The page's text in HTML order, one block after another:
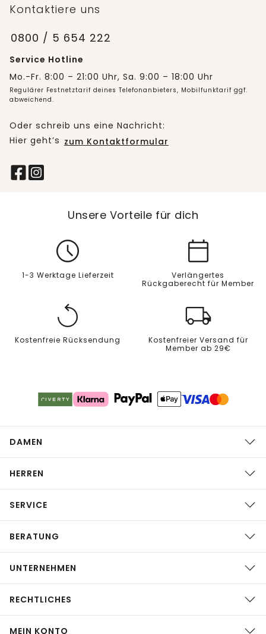
Kontaktiere uns
0800 / 5 654 222
Service Hotline
Mo.-Fr. 8:00 – 21:00 Uhr, Sa. 9:00 – 18:00 Uhr
Regulärer Festnetztarif deines Telefonanbieters, Mobilfunktarif ggf.
abweichend.
Oder schreib uns eine Nachricht:
Hier geht’s zum Kontaktformular
Unsere Vorteile für dich
1-3 Werktage Lieferzeit
Verlängertes
Rückgaberecht für Member
Kostenfreie Rücksendung
Kostenfreier Versand für
Member ab 29€
DAMEN
HERREN
SERVICE
BERATUNG
UNTERNEHMEN
RECHTLICHES
MEIN KONTO